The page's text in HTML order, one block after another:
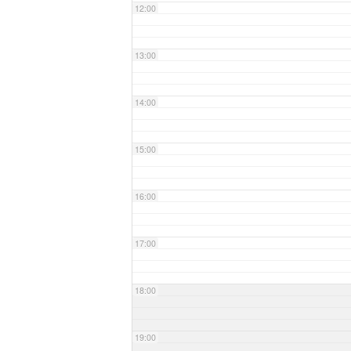
12:00
13:00
14:00
15:00
16:00
17:00
18:00
19:00